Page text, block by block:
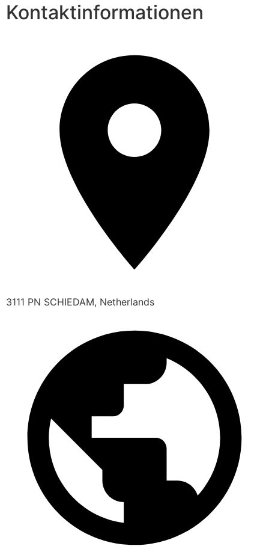
Kontaktinformationen
3111 PN SCHIEDAM, Netherlands